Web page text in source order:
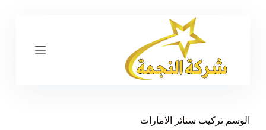
الوسم تركيب ستائر الامارات